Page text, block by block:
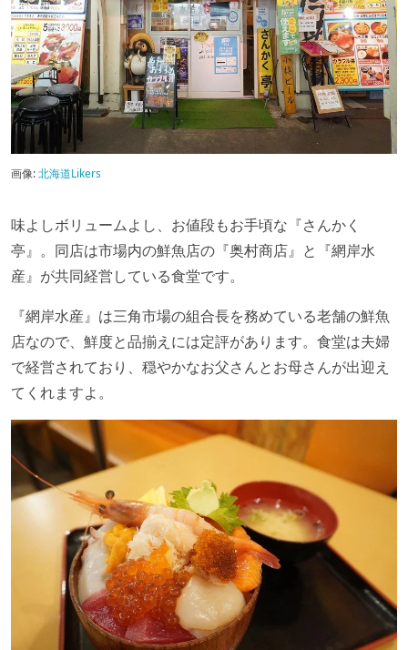
画像:北海道Likers
味よしボリュームよし、お値段もお手頃な『さんかく
亭』。同店は市場内の鮮魚店の『奥村商店』と『網岸水
産』が共同経営している食堂です。
『網岸水産』は三角市場の組合長を務めている老舗の鮮魚
店なので、鮮度と品揃えには定評があります。食堂は夫婦
で経営されており、穏やかなお父さんとお母さんが出迎え
てくれますよ。